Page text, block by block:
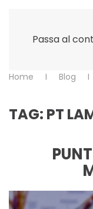
Passa al
Home Blog
TAG: PT